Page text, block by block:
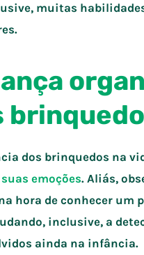
muitas
dos brinquedos na
emoções. Aliás,
hora de conhecer um
inclusive, a
ainda na infância.